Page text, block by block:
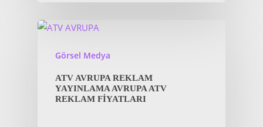
Görsel Medya
ATV AVRUPA REKLAM
YAYINLAMA AVRUPA ATV
REKLAM FIYATLARI